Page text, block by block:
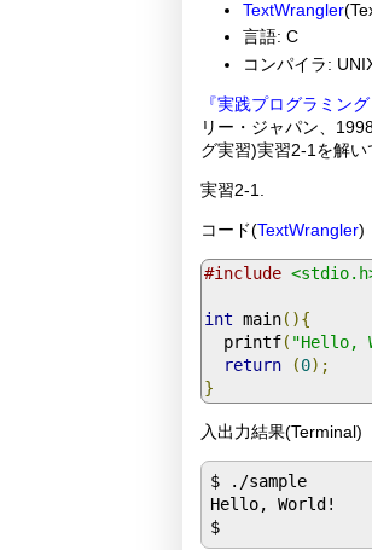
TextWrangler
言語: C
コンパイラ:
『実践プログラミング
リー・ジャパン、
グ実習)実習2-1を解い
実習2-1.
コード(TextWrangler)
#include
int main(){
  printf
( "Hello,
return
(0);
}
入出力結果(Terminal)
$ ./sample
Hello, World!
$